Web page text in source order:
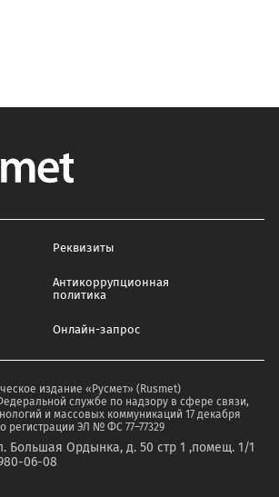
Реквизиты
Антикоррупционная
политика
Онлайн-запрос
издание «Русмет» (Rusmet)
службе по надзору в сфере связи,
и массовых коммуникаций 17 декабря
регистрации ЭЛ № ФС 77–77329
Большая Ордынка, д. 50 стр 1 ,помещ. 1/1
06-08